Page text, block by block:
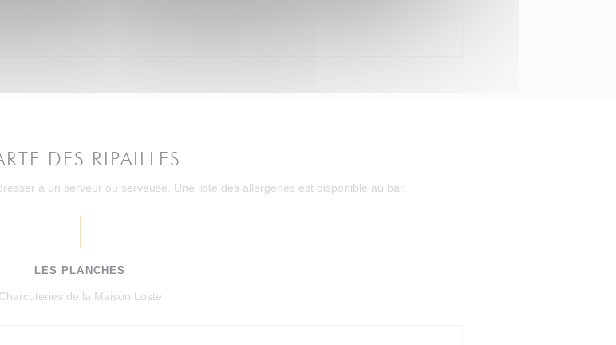
DES RIPAILLES
à un serveur ou serveuse. Une liste des allergènes est disponible au bar.
LES PLANCHES
Charcuteries de la Maison Loste